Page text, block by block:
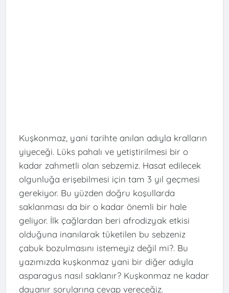
Kuşkonmaz, yani tarihte anılan adıyla kralların
yiyeceği. Lüks pahalı ve yetiştirilmesi bir o
kadar zahmetli olan sebzemiz. Hasat edilecek
olgunluğa erişebilmesi için tam 3 yıl geçmesi
gerekiyor. Bu yüzden doğru koşullarda
saklanması da bir o kadar önemli bir hale
geliyor. İlk çağlardan beri afrodizyak etkisi
olduğuna inanılarak tüketilen bu sebzeniz
çabuk bozulmasını istemeyiz değil mi?. Bu
yazımızda kuşkonmaz yani bir diğer adıyla
asparagus nasıl saklanır? Kuşkonmaz ne kadar
dayanır sorularına cevap vereceğiz.